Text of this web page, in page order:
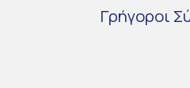
Γρήγοροι